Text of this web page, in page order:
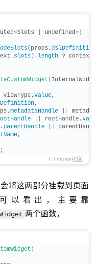
<Slots undefined>(
( props.dslDefinition
slots ) . length ? context.
(
viewType.value,
,
metadataHandle
rootHandle.
parentHandle
,
;
© Oinone社区
会将这两部分挂载到页面
两个函数，
(